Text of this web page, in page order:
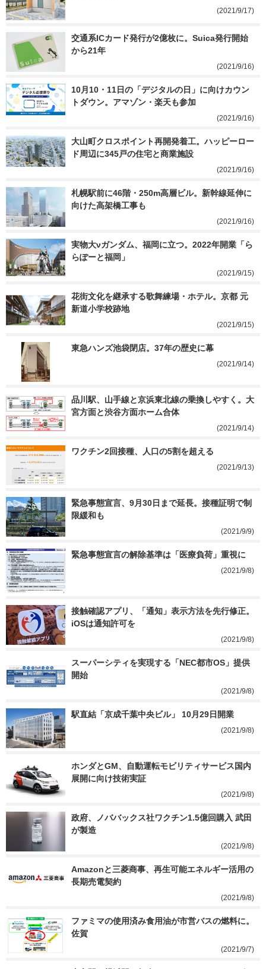
(2021/9/17)
交通系ICカード発行が2億枚に。Suica発行開始
から21年
(2021/9/16)
10月10・11日の「デジタルの日」に向けカウン
トダウン。アマゾン・楽天も参加
(2021/9/16)
大山町クロスポイント再開発着工。ハッピーロー
ド周辺に345戸の住宅と商業施設
(2021/9/16)
札幌駅前に46階・250m高層ビル。新幹線延伸に
向けた高架橋工事も
(2021/9/16)
実物大νガンダム、福岡に立つ。2022年開業「ら
らぽーと福岡」
(2021/9/15)
花街文化を継承する歌舞練場・ホテル。京都 元
新道小学校跡地
(2021/9/15)
東急ハンズ池袋閉店。37年の歴史に幕
(2021/9/14)
品川駅、山手線と京浜東北線の乗換しやすく。大
宮方面と渋谷方面ホーム合体
(2021/9/14)
ワクチン2回接種、人口の5割を超える
(2021/9/13)
緊急事態宣言、9月30日まで延長。接種証明で制
限緩和も
(2021/9/9)
緊急事態宣言の解除基準は「医療負荷」重視に
(2021/9/8)
接触確認アプリ、「通知」表示方法を先行修正。
iOSは通知許可を
(2021/9/8)
スーパーシティを実現する「NEC都市OS」提供
開始
(2021/9/8)
駅直結「京成千葉中央ビル」 10月29日開業
(2021/9/8)
ホンダとGM、自動運転モビリティサービス国内
展開に向け技術実証
(2021/9/8)
政府、ノババックス社ワクチン1.5億回購入 武田
が製造
(2021/9/8)
Amazonと三菱商事、再生可能エネルギー活用の
長期売電契約
(2021/9/8)
ファミマの使用済み食用油が市営バスの燃料に。
佐賀
(2021/9/7)